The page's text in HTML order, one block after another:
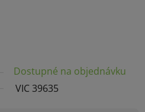
Dostupné na objednávku
VIC 39635